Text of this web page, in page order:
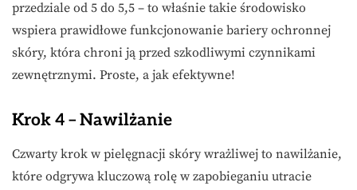
przedziale od 5 do 5,5 – to właśnie takie środowisko
wspiera prawidłowe funkcjonowanie bariery ochronnej
skóry, która chroni ją przed szkodliwymi czynnikami
zewnętrznymi. Proste, a jak efektywne!
Krok 4 – Nawilżanie
Czwarty krok w pielęgnacji skóry wrażliwej to nawilżanie,
które odgrywa kluczową rolę w zapobieganiu utracie